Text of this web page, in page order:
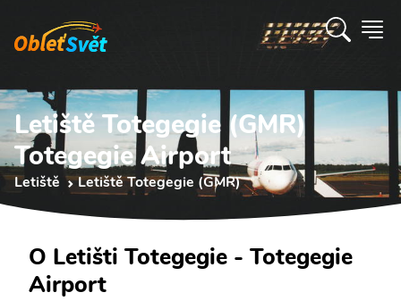
Letiště Totegegie (GMR)
Totegegie Airport
Letiště Letiště Totegegie (GMR)
O Letišti Totegegie - Totegegie
Airport